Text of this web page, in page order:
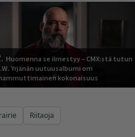
Huomenna se ilmestyy – CMX:stä tutun
Yrjänän uutuusalbumi om
kokonaisuus
Riitaoja